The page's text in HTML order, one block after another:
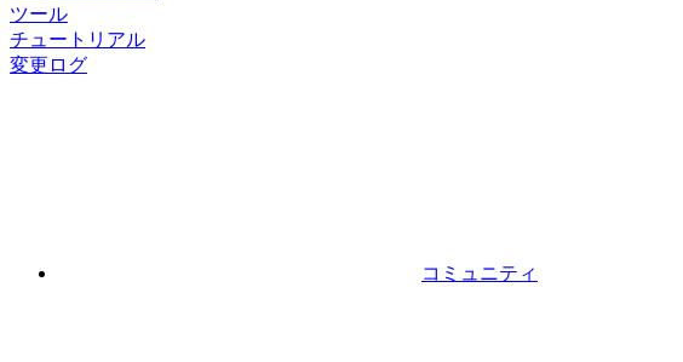
ツール
チュートリアル
変更ログ
コミュニティ